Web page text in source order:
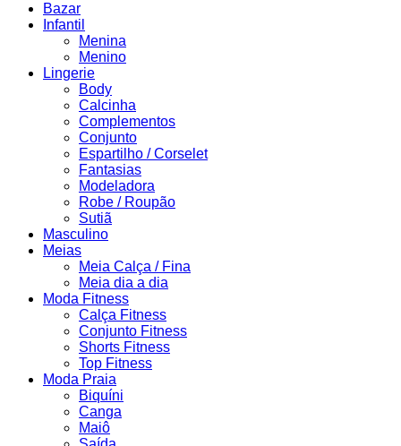
Bazar
Infantil
Menina
Menino
Lingerie
Body
Calcinha
Complementos
Conjunto
Espartilho / Corselet
Fantasias
Modeladora
Robe / Roupão
Sutiã
Masculino
Meias
Meia Calça / Fina
Meia dia a dia
Moda Fitness
Calça Fitness
Conjunto Fitness
Shorts Fitness
Top Fitness
Moda Praia
Biquíni
Canga
Maiô